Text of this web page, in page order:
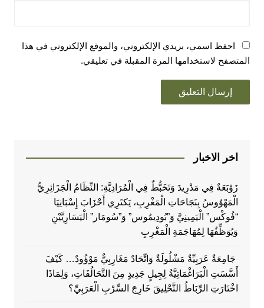
احفظ اسمي، بريدي الإلكتروني، والموقع الإلكتروني في هذا
المتصفح لاستخدامها المرة المقبلة في تعليقي.
اخر الاخبار
زَوْبَعَةٌ فِي مَدْرِيدَ وَتَخَبُّطٌ فِي الْمُرَادِيَّةِ: النِّظَامُ الْجَزَائِرِيُّ
الْمَهْوُوسُ بِنَجَاحَاتِ الْمَغْرِبِ، يَكتَرِي أَحْزَابَ إِسْبَانِيَا
“فُوكْس” الْيَمِينِيَّ وَ”بُودِيمُوس” وَ”سُومَار” الْيَسَارِيَّيْنِ
وَيُوَظِّفُهَا لِمُهَاجَمَةِ الْمَغْرِبِ
جَامِعَةٌ عَرَبِيِّةٌ مَشْلُولَةٌ وَاتِّحَادٌ مَغَارِبِيٌّ مَوْؤُودٌ… كَيْفَ
أَسَّسَتِ الْبَرَاغْمَاتِيَّةُ لِجِيلٍ جَدِيدٍ مِنَ التَّحَالُفَاتِ، وَلِمَاذَا
اخْتَارَتِ الرِّبَاطُ التَّحْلِيقَ خَارِجَ السِّرْبِ الْعَرَبِيِّ؟